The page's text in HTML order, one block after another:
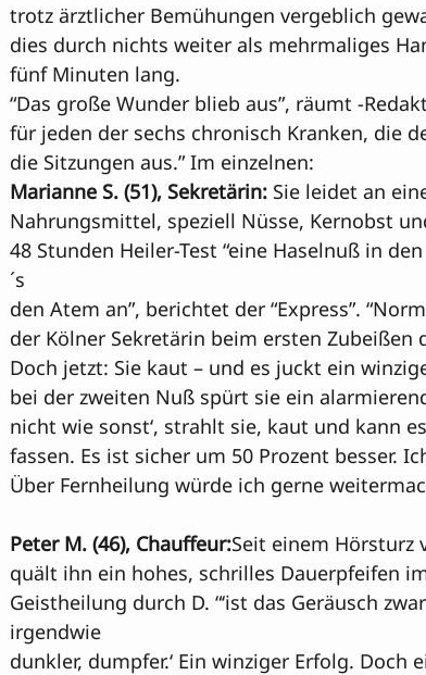
trotz ärztlicher Bemühungen vergeblich
dies durch nichts weiter als mehrmaliges
fünf Minuten lang.
“Das große Wunder blieb aus”, räumt -
für jeden der sechs chronisch Kranken, die
die Sitzungen aus.” Im einzelnen:
Marianne S. (51), Sekretärin: Sie leidet an
Nahrungsmittel, speziell Nüsse, Kernobst
48 Stunden Heiler-Test “eine Haselnuß in
´s
den Atem an”, berichtet der “Express”.
der Kölner Sekretärin beim ersten Zubeißen
Doch jetzt: Sie kaut – und es juckt ein
bei der zweiten Nuß spürt sie ein
nicht wie sonst‘, strahlt sie, kaut und kann
fassen. Es ist sicher um 50 Prozent besser.
Über Fernheilung würde ich gerne
Peter M. (46), Chauffeur:Seit einem Hörsturz
quält ihn ein hohes, schrilles Dauerpfeifen
Geistheilung durch D. “‘ist das Geräusch
irgendwie
dunkler, dumpfer.‘ Ein winziger Erfolg. Doch